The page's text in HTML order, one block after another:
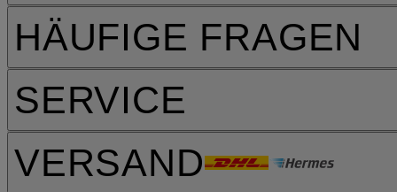
HÄUFIGE FRAGEN
SERVICE
VERSAND